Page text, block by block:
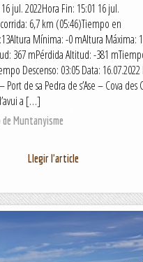
jul. 2022Hora Fin: 15:01 16 jul.
6,7 km (05:46)Tiempo en
Mínima: -0 mAltura Máxima:
367 mPérdida Altitud: -381
Descenso: 03:05 Data:
de sa Pedra de s’Ase – Cova des
a […]
Muntanyisme
Llegir l'article